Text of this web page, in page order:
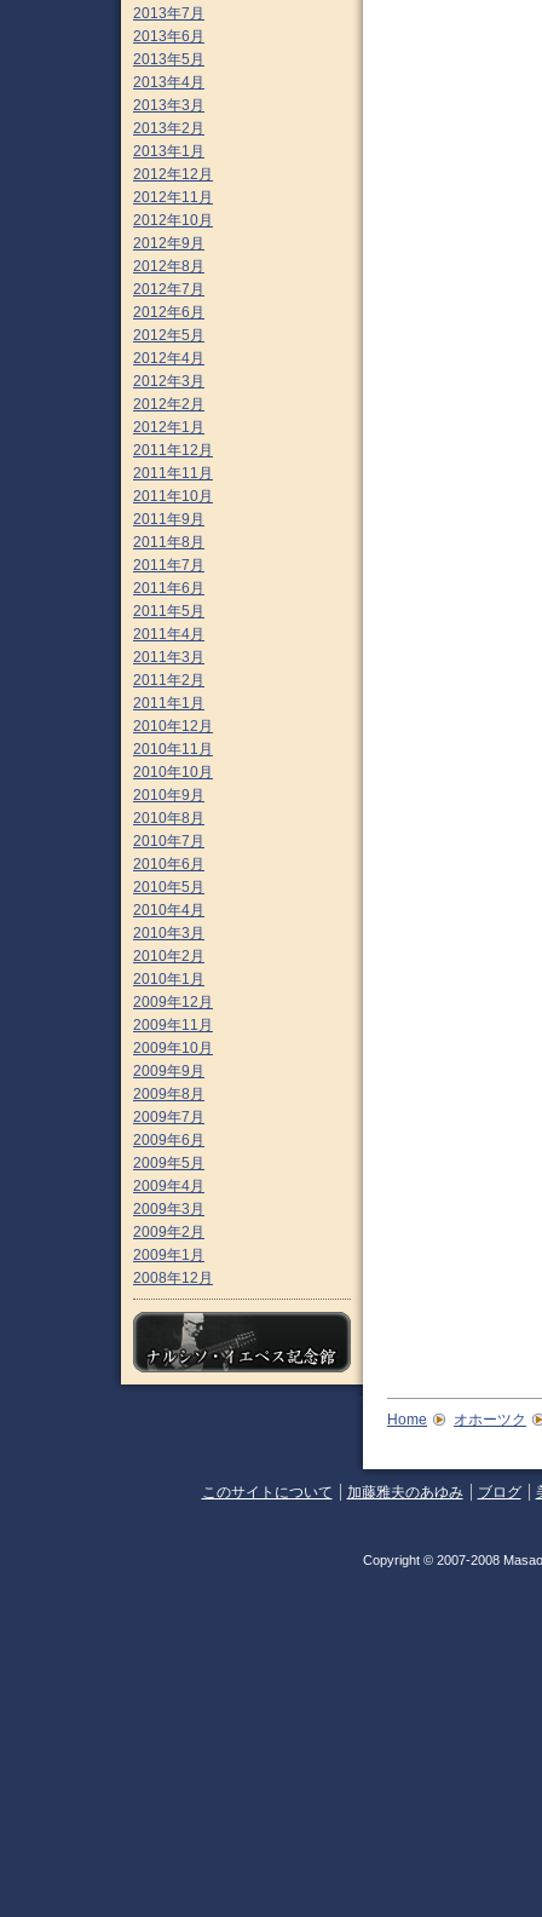
2013年7月
2013年6月
2013年5月
2013年4月
2013年3月
2013年2月
2013年1月
2012年12月
2012年11月
2012年10月
2012年9月
2012年8月
2012年7月
2012年6月
2012年5月
2012年4月
2012年3月
2012年2月
2012年1月
2011年12月
2011年11月
2011年10月
2011年9月
2011年8月
2011年7月
2011年6月
2011年5月
2011年4月
2011年3月
2011年2月
2011年1月
2010年12月
2010年11月
2010年10月
2010年9月
2010年8月
2010年7月
2010年6月
2010年5月
2010年4月
2010年3月
2010年2月
2010年1月
2009年12月
2009年11月
2009年10月
2009年9月
2009年8月
2009年7月
2009年6月
2009年5月
2009年4月
2009年3月
2009年2月
2009年1月
2008年12月
Home オホーツク
このサイトについて 加藤雅夫のあゆみ ブログ
Copyright © 2007-2008